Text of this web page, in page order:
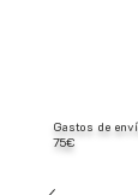
Gastos de
75€